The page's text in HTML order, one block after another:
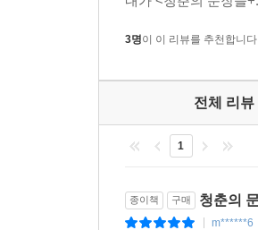
이렇게 세상을 보는 눈
「곡강」이라는 시를 20
“옛날 사람들의 문장이 우
것, 그런 것들을 배우려
떠올려볼 것이다. “세월은
+』로 하여.
너무 잘 살아보려고 하
살았으면 해요. 하고 싶
3명이 이 리뷰를 추천합니
전체 리뷰
1
종이책 구매 청춘의
m******6